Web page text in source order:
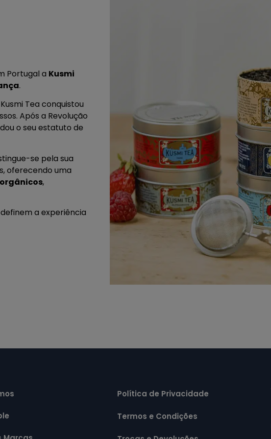
Portugal a Kusmi
.
Tea conquistou
Após a Revolução
o seu estatuto de
se pela sua
oferecendo uma
orgânicos,
a experiência
Política de Privacidade
Termos e Condições